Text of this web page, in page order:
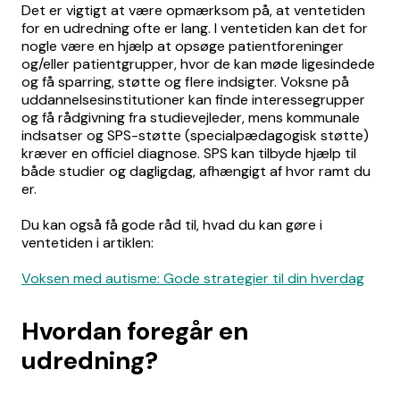
Det er vigtigt at være opmærksom på, at ventetiden
for en udredning ofte er lang. I ventetiden kan det for
nogle være en hjælp at opsøge patientforeninger
og/eller patientgrupper, hvor de kan møde ligesindede
og få sparring, støtte og flere indsigter. Voksne på
uddannelsesinstitutioner kan finde interessegrupper
og få rådgivning fra studievejleder, mens kommunale
indsatser og SPS-støtte (specialpædagogisk støtte)
kræver en officiel diagnose. SPS kan tilbyde hjælp til
både studier og dagligdag, afhængigt af hvor ramt du
er.
Du kan også få gode råd til, hvad du kan gøre i
ventetiden i artiklen:
Voksen med autisme: Gode strategier til din hverdag
Hvordan foregår en
udredning?